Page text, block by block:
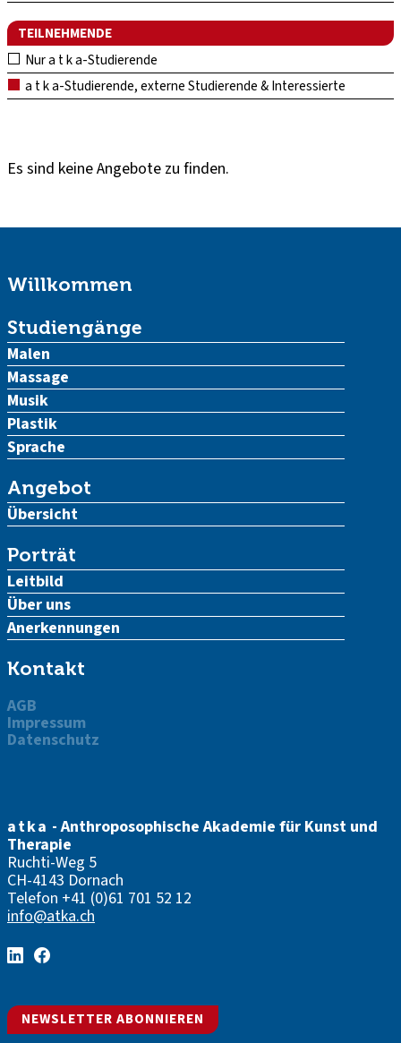
TEILNEHMENDE
Nur a t k a-Studierende
a t k a-Studierende, externe Studierende & Interessierte
Es sind keine Angebote zu finden.
Willkommen
Studiengänge
Malen
Massage
Musik
Plastik
Sprache
Angebot
Übersicht
Porträt
Leitbild
Über uns
Anerkennungen
Kontakt
AGB
Impressum
Datenschutz
atka - Anthroposophische Akademie für Kunst und
Therapie
Ruchti-Weg 5
CH-4143 Dornach
Telefon +41 (0)61 701 52 12
info@atka.ch
NEWSLETTER ABONNIEREN